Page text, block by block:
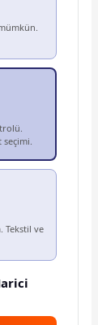
seçimi.
Tekstil ve